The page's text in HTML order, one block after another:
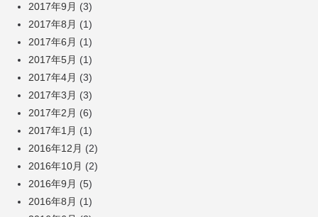
2017年9月 (3)
2017年8月 (1)
2017年6月 (1)
2017年5月 (1)
2017年4月 (3)
2017年3月 (3)
2017年2月 (6)
2017年1月 (1)
2016年12月 (2)
2016年10月 (2)
2016年9月 (5)
2016年8月 (1)